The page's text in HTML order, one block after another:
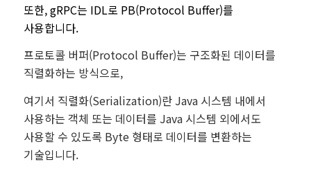
또한, gRPC는 IDL로 PB(Protocol Buffer)를
사용합니다.
프로토콜 버퍼(Protocol Buffer)는 구조화된 데이터를
직렬화하는 방식으로,
여기서 직렬화(Serialization)란 Java 시스템 내에서
사용하는 객체 또는 데이터를 Java 시스템 외에서도
사용할 수 있도록 Byte 형태로 데이터를 변환하는
기술입니다.